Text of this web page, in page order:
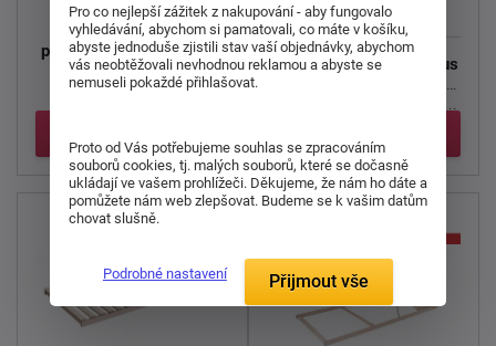
Duostar je praktický
lamelový rošt pro
pohodlné a zdravé spaní.
Díky ...
Celobukový rošt
Maximus
odolností díky pevnému ...
Pro co nejlepší zážitek z nakupování - aby fungovalo
vyhledávání, abychom si pamatovali, co máte v košíku,
abyste jednoduše zjistili stav vaší objednávky, abychom
vás neobtěžovali nevhodnou reklamou a abyste se
nemuseli pokaždé přihlašovat.
Proto od Vás potřebujeme souhlas se zpracováním
souborů cookies, tj. malých souborů, které se dočasně
ukládají ve vašem prohlížeči. Děkujeme, že nám ho dáte a
pomůžete nám web zlepšovat. Budeme se k vašim datům
chovat slušně.
Podrobné nastavení Přijmout vše